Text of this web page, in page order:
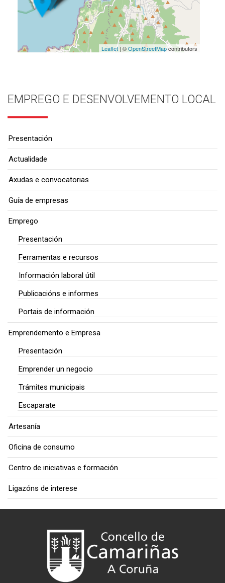
Leaflet| ©OpenStreetMapcontributors
EMPREGO E DESENVOLVEMENTO LOCAL
Presentación
Actualidade
Axudas e convocatorias
Guía de empresas
Emprego
Presentación
Ferramentas e recursos
Información laboral útil
Publicacións e informes
Portais de información
Emprendemento e Empresa
Presentación
Emprender un negocio
Trámites municipais
Escaparate
Artesanía
Oficina de consumo
Centro de iniciativas e formación
Ligazóns de interese